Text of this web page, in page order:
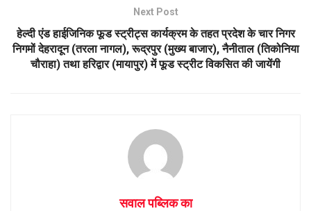
Next Post
हेल्दी एंड हाईजिनिक फूड स्ट्रीट्स कार्यक्रम के तहत प्रदेश के चार निगर
निगमों देहरादून (तरला नागल), रूद्रपुर (मुख्य बाजार), नैनीताल (तिकोनिया
चौराहा) तथा हरिद्वार (मायापुर) में फूड स्ट्रीट विकसित की जायेंगी
सवाल पब्लिक का